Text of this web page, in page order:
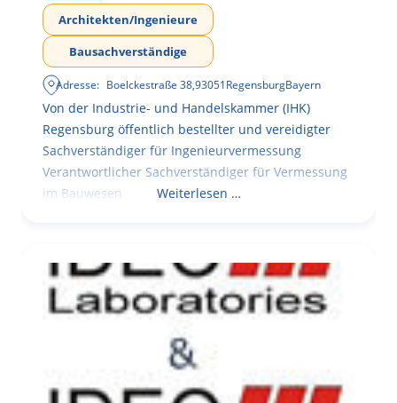
Architekten/Ingenieure
Bausachverständige
Adresse: Boelckestraße 38,93051RegensburgBayern
Von der Industrie- und Handelskammer (IHK)
Regensburg öffentlich bestellter und vereidigter
Sachverständiger für Ingenieurvermessung
Verantwortlicher Sachverständiger für Vermessung
im Bauwesen
Weiterlesen …